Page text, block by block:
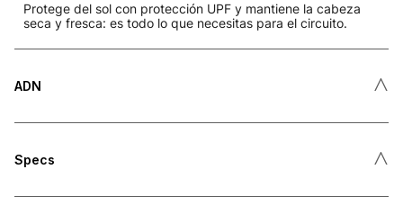
Protege del sol con protección UPF y mantiene la cabeza
seca y fresca: es todo lo que necesitas para el circuito.
ADN ˄
Specs ˄